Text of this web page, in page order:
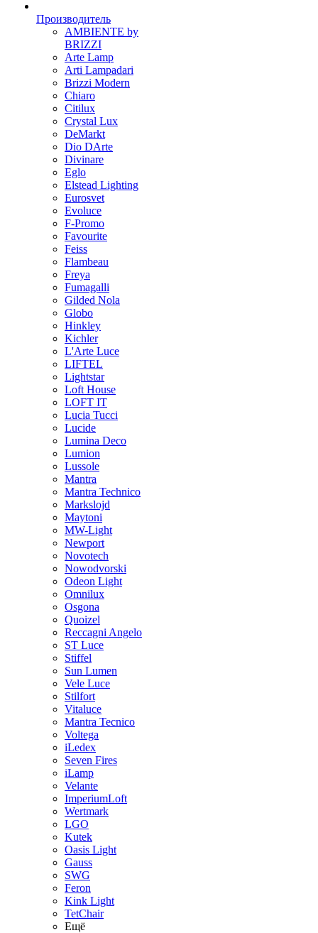
Производитель
AMBIENTE by
BRIZZI
Arte Lamp
Arti Lampadari
Brizzi Modern
Chiaro
Citilux
Crystal Lux
DeMarkt
Dio DArte
Divinare
Eglo
Elstead Lighting
Eurosvet
Evoluce
F-Promo
Favourite
Feiss
Flambeau
Freya
Fumagalli
Gilded Nola
Globo
Hinkley
Kichler
L'Arte Luce
LIFTEL
Lightstar
Loft House
LOFT IT
Lucia Tucci
Lucide
Lumina Deco
Lumion
Lussole
Mantra
Mantra Technico
Markslojd
Maytoni
MW-Light
Newport
Novotech
Nowodvorski
Odeon Light
Omnilux
Osgona
Quoizel
Reccagni Angelo
ST Luce
Stiffel
Sun Lumen
Vele Luce
Stilfort
Vitaluce
Mantra Tecnico
Voltega
iLedex
Seven Fires
iLamp
Velante
ImperiumLoft
Wertmark
LGO
Kutek
Oasis Light
Gauss
SWG
Feron
Kink Light
TetСhair
Ещё